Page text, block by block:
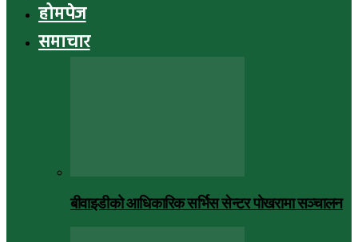
होमपेज
समाचार
बीवाइडीको आधिकारिक सर्भिस सेन्टर पोखरामा सञ्चालन